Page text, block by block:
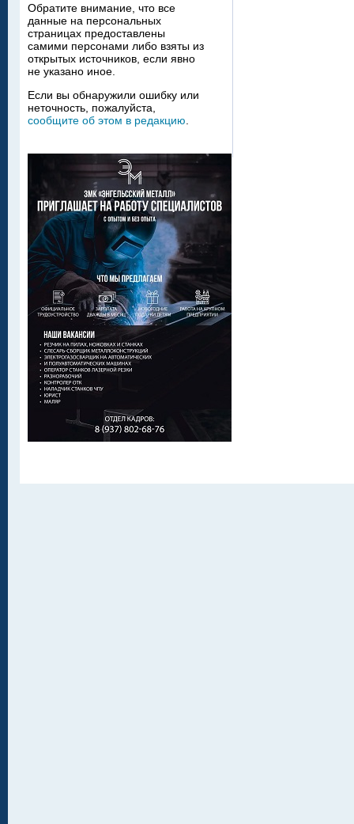
Обратите внимание, что все
данные на персональных
страницах предоставлены
самими персонами либо взяты из
открытых источников, если явно
не указано иное.
Если вы обнаружили ошибку или
неточность, пожалуйста,
сообщите об этом в редакцию